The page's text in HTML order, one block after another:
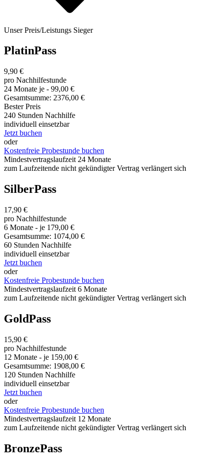
Unser Preis/Leistungs Sieger
PlatinPass
9,90 €
pro Nachhilfestunde
24 Monate je - 99,00 €
Gesamtsumme: 2376,00 €
Bester Preis
240 Stunden Nachhilfe
individuell einsetzbar
Jetzt buchen
oder
Kostenfreie Probestunde buchen
Mindestvertragslaufzeit 24 Monate
zum Laufzeitende nicht gekündigter Vertrag verlängert sich
SilberPass
17,90 €
pro Nachhilfestunde
6 Monate - je 179,00 €
Gesamtsumme: 1074,00 €
60 Stunden Nachhilfe
individuell einsetzbar
Jetzt buchen
oder
Kostenfreie Probestunde buchen
Mindestvertragslaufzeit 6 Monate
zum Laufzeitende nicht gekündigter Vertrag verlängert sich
GoldPass
15,90 €
pro Nachhilfestunde
12 Monate - je 159,00 €
Gesamtsumme: 1908,00 €
120 Stunden Nachhilfe
individuell einsetzbar
Jetzt buchen
oder
Kostenfreie Probestunde buchen
Mindestvertragslaufzeit 12 Monate
zum Laufzeitende nicht gekündigter Vertrag verlängert sich
BronzePass